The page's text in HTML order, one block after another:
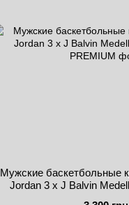
Мужские баскетбольные
Jordan 3 x J Balvin